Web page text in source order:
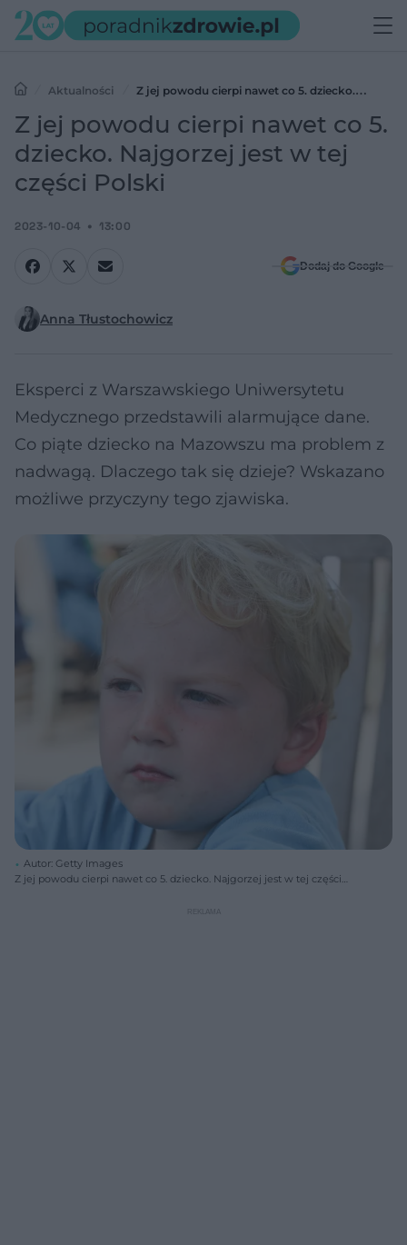
Aktualności
Z jej powodu cierpi nawet co 5. dziecko.
Najgorzej jest w tej części Polski
Z jej powodu cierpi nawet co 5.
dziecko. Najgorzej jest w tej
części Polski
2023-10-04 13:00
Dodaj do Google
Anna Tłustochowicz
Eksperci z Warszawskiego Uniwersytetu
Medycznego przedstawili alarmujące dane.
Co piąte dziecko na Mazowszu ma problem z
nadwagą. Dlaczego tak się dzieje? Wskazano
możliwe przyczyny tego zjawiska.
Autor: Getty Images
Z jej powodu cierpi nawet co 5. dziecko. Najgorzej jest w tej części